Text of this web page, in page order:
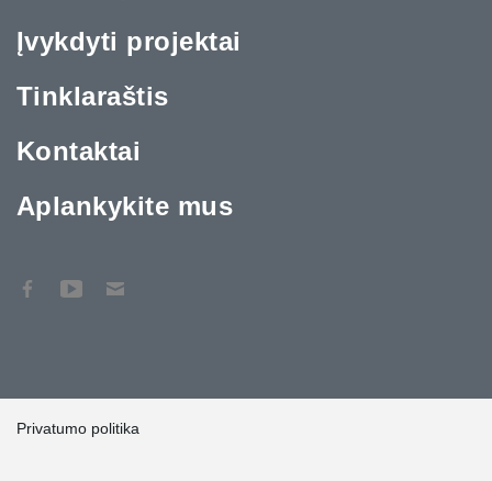
Įvykdyti projektai
Tinklaraštis
Kontaktai
Aplankykite mus
Privatumo politika